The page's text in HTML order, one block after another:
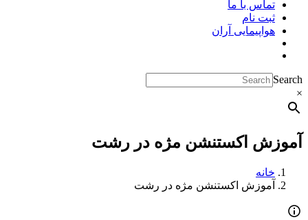
تماس با ما
ثبت نام
هواپیمایی آران
Search
×
آموزش اکستنشن مژه در رشت
خانه
آموزش اکستنشن مژه در رشت